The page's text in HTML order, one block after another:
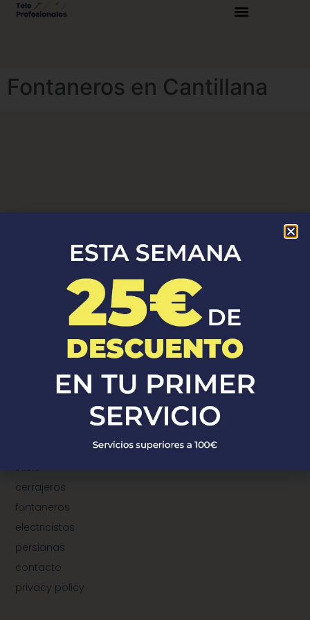
Fontaneros en Cantillana
TeleProfersionales
inicio
cerrajeros
fontaneros
electricistas
persianas
contacto
privacy policy
¿Donde Estamos?
¿dónde estamos?
municipios de cerrajeros
municipios de fontaneros
municipios de electricistas
municipios de instalación de persianas